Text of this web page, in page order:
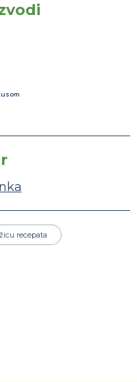
recepata